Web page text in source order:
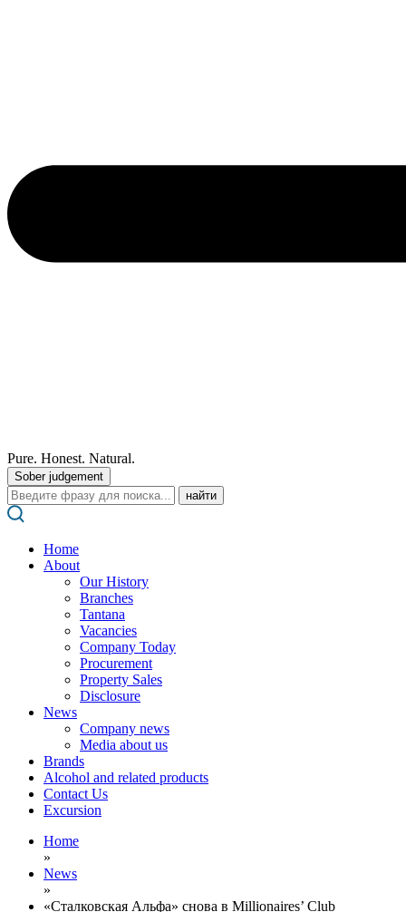
Pure. Honest. Natural.
Sober judgement
Поиск:
Home
About
Our History
Branches
Tantana
Vacancies
Company Today
Procurement
Property Sales
Disclosure
News
Company news
Media about us
Brands
Alcohol and related products
Contact Us
Excursion
Home
»
News
»
«Сталковская Альфа» снова в Millionaires’ Club